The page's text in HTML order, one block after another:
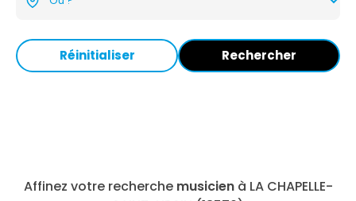
Réinitialiser Rechercher
Affinez votre recherche musicienà LA CHAPELLE-